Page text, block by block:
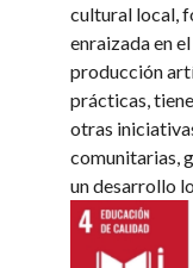
cultural local,
enraizada en
producción
prácticas,
otras
comunitarias,
un desarrollo